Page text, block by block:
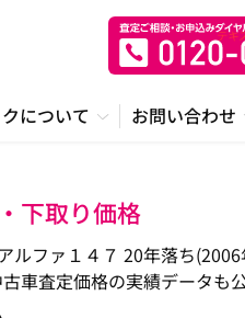
について お問い合わせ
下取り価格
ファ１４７ 20年落ち(2006
車査定価格の実績データも